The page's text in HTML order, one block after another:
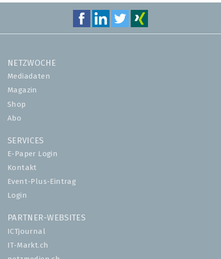
NETZWOCHE
Mediadaten
Magazin
Shop
Abo
SERVICES
E-Paper Login
Kontakt
Event-Plus-Eintrag
Login
PARTNER-WEBSITES
ICTjournal
IT-Markt.ch